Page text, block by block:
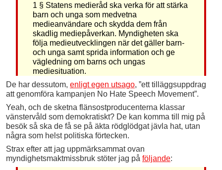
1 § Statens medieråd ska verka för att stärka
barn och unga som medvetna
medieanvändare och skydda dem från
skadlig mediepåverkan. Myndigheten ska
följa medieutvecklingen när det gäller barn-
och unga samt sprida information och ge
vägledning om barns och ungas
mediesituation.
De har dessutom, enligt egen utsago, ”ett tilläggsuppdrag
att genomföra kampanjen No Hate Speech Movement”.
Yeah, och de sketna flänsostproducenterna klassar
vänstervåld som demokratiskt? De kan komma till mig på
besök så ska de få se på äkta rödglödgat jävla hat, utan
några som helst politiska förtecken.
Strax efter att jag uppmärksammat ovan
myndighetsmaktmissbruk stöter jag på följande: